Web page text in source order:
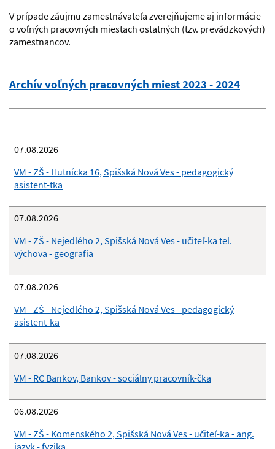
V prípade záujmu zamestnávateľa zverejňujeme aj informácie
o voľných pracovných miestach ostatných (tzv. prevádzkových)
zamestnancov.
Archív voľných pracovných miest 2023 - 2024
07.08.2026
VM - ZŠ - Hutnícka 16, Spišská Nová Ves - pedagogický
asistent-tka
07.08.2026
VM - ZŠ - Nejedlého 2, Spišská Nová Ves - učiteľ-ka tel.
výchova - geografia
07.08.2026
VM - ZŠ - Nejedlého 2, Spišská Nová Ves - pedagogický
asistent-ka
07.08.2026
VM - RC Bankov, Bankov - sociálny pracovník-čka
06.08.2026
VM - ZŠ - Komenského 2, Spišská Nová Ves - učiteľ-ka - ang.
jazyk - fyzika